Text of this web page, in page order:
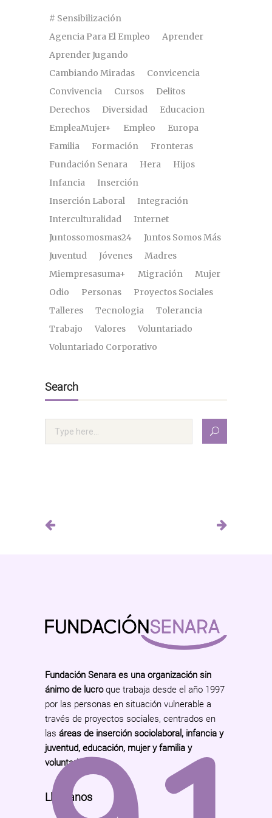
# Sensibilización
Agencia Para El Empleo
Aprender
Aprender Jugando
Cambiando Miradas
Convicencia
Convivencia
Cursos
Delitos
Derechos
Diversidad
Educacion
EmpleaMujer+
Empleo
Europa
Familia
Formación
Fronteras
Fundación Senara
Hera
Hijos
Infancia
Inserción
Inserción Laboral
Integración
Interculturalidad
Internet
Juntossomosmas24
Juntos Somos Más
Juventud
Jóvenes
Madres
Miempresasuma+
Migración
Mujer
Odio
Personas
Proyectos Sociales
Talleres
Tecnologia
Tolerancia
Trabajo
Valores
Voluntariado
Voluntariado Corporativo
Search
Fundación Senara es una organización sin
ánimo de lucroque trabaja desde el año 1997
por las personas en situación vulnerable a
través de proyectos sociales, centrados en
las áreas de inserción sociolaboral, infancia y
juventud, educación, mujer y familia y
voluntariado
Llámanos